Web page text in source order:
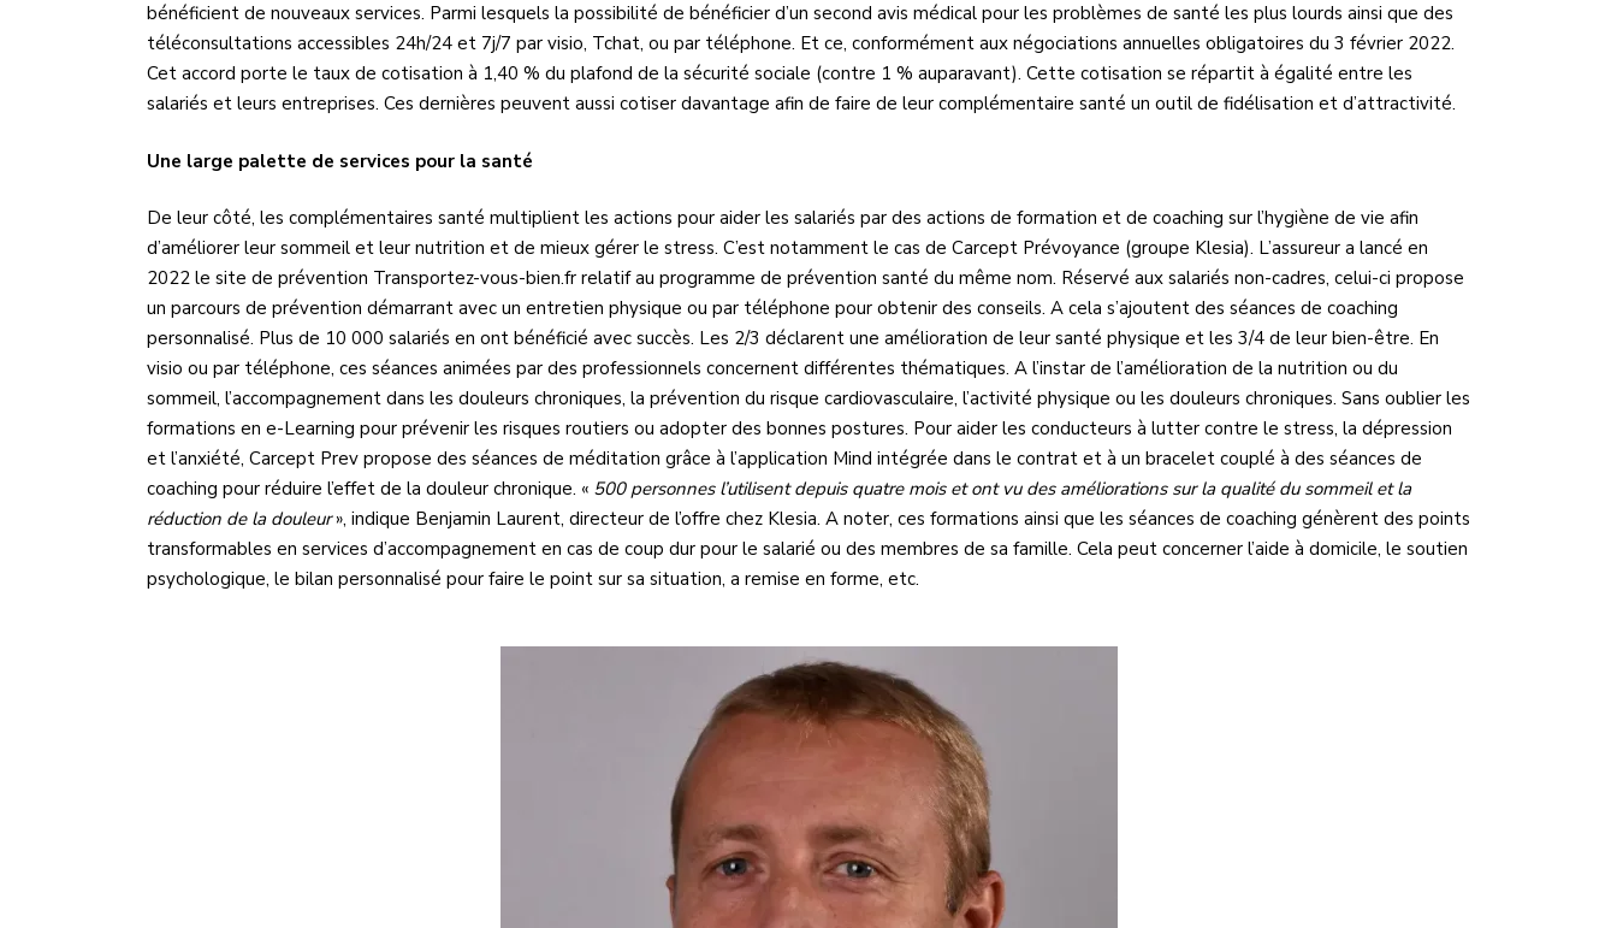
bénéficient de nouveaux services. Parmi lesquels la possibilité de bénéficier d’un second avis médical pour les problèmes de santé les plus lourds ainsi que des
téléconsultations accessibles 24h/24 et 7j/7 par visio, Tchat, ou par téléphone. Et ce, conformément aux négociations annuelles obligatoires du 3 février 2022.
Cet accord porte le taux de cotisation à 1,40 % du plafond de la sécurité sociale (contre 1 % auparavant). Cette cotisation se répartit à égalité entre les
salariés et leurs entreprises. Ces dernières peuvent aussi cotiser davantage afin de faire de leur complémentaire santé un outil de fidélisation et d’attractivité.
Une large palette de services pour la santé
De leur côté, les complémentaires santé multiplient les actions pour aider les salariés par des actions de formation et de coaching sur l’hygiène de vie afin
d’améliorer leur sommeil et leur nutrition et de mieux gérer le stress. C’est notamment le cas de Carcept Prévoyance (groupe Klesia). L’assureur a lancé en
2022 le site de prévention Transportez-vous-bien.fr relatif au programme de prévention santé du même nom. Réservé aux salariés non-cadres, celui-ci propose
un parcours de prévention démarrant avec un entretien physique ou par téléphone pour obtenir des conseils. A cela s’ajoutent des séances de coaching
personnalisé. Plus de 10 000 salariés en ont bénéficié avec succès. Les 2/3 déclarent une amélioration de leur santé physique et les 3/4 de leur bien-être. En
visio ou par téléphone, ces séances animées par des professionnels concernent différentes thématiques. A l’instar de l’amélioration de la nutrition ou du
sommeil, l’accompagnement dans les douleurs chroniques, la prévention du risque cardiovasculaire, l’activité physique ou les douleurs chroniques. Sans oublier les
formations en e-Learning pour prévenir les risques routiers ou adopter des bonnes postures. Pour aider les conducteurs à lutter contre le stress, la dépression
et l’anxiété, Carcept Prev propose des séances de méditation grâce à l’application Mind intégrée dans le contrat et à un bracelet couplé à des séances de
coaching pour réduire l’effet de la douleur chronique. « 500 personnes l’utilisent depuis quatre mois et ont vu des améliorations sur la qualité du sommeil et la
réduction de la douleur», indique Benjamin Laurent, directeur de l’offre chez Klesia. A noter, ces formations ainsi que les séances de coaching génèrent des points
transformables en services d’accompagnement en cas de coup dur pour le salarié ou des membres de sa famille. Cela peut concerner l’aide à domicile, le soutien
psychologique, le bilan personnalisé pour faire le point sur sa situation, a remise en forme, etc.